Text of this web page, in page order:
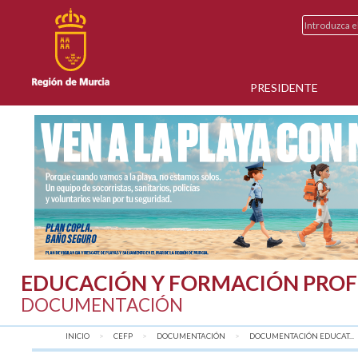
PRESIDENTE
EDUCACIÓN Y FORMACIÓN
DOCUMENTACIÓN
INICIO CEFP DOCUMENTACIÓN DOCUMENTACIÓN EDUCAT...